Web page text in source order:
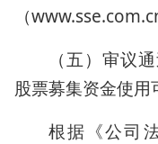
（
（五）审议
股票募集资金使用
根据《公司